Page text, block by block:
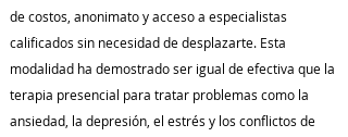
de costos, anonimato y acceso a especialistas
calificados sin necesidad de desplazarte. Esta
modalidad ha demostrado ser igual de efectiva que la
terapia presencial para tratar problemas como la
ansiedad, la depresión, el estrés y los conflictos de